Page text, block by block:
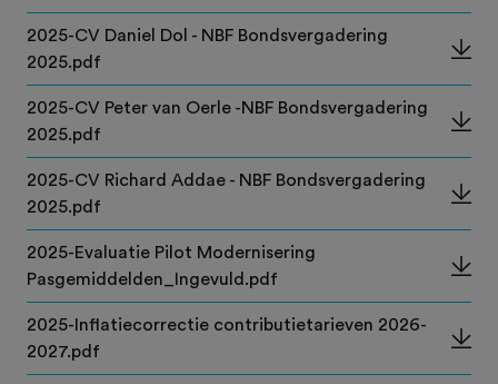
2025-CV Daniel Dol - NBF Bondsvergadering
2025.pdf
2025-CV Peter van Oerle -NBF Bondsvergadering
2025.pdf
2025-CV Richard Addae - NBF Bondsvergadering
2025.pdf
2025-Evaluatie Pilot Modernisering
Pasgemiddelden_Ingevuld.pdf
2025-Inflatiecorrectie contributietarieven 2026-
2027.pdf